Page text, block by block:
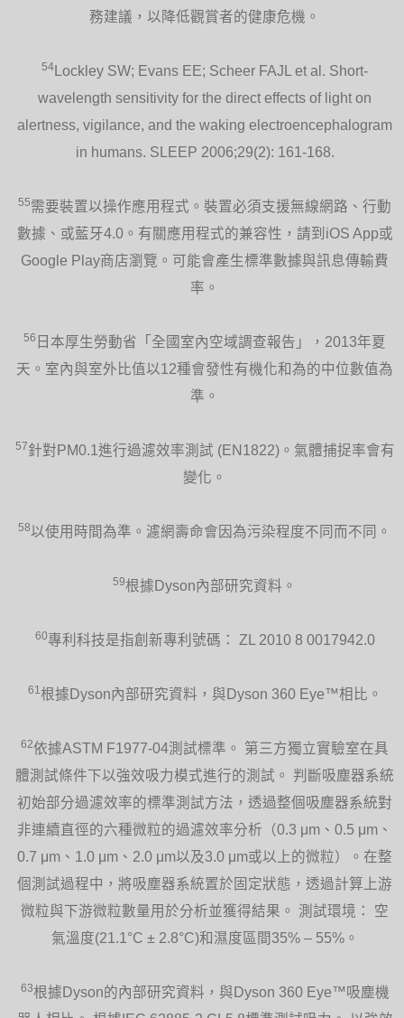
務建議，以降低觀賞者的健康危機。
54
Lockley SW; Evans EE; Scheer FAJL et al. Short-
wavelength sensitivity for the direct effects of light on
alertness, vigilance, and the waking electroencephalogram
in humans. SLEEP 2006;29(2): 161-168.
55需要裝置以操作應用程式。裝置必須支援無線網路、行動
數據、或藍牙4.0。有關應用程式的兼容性，請到iOS App或
Google Play商店瀏覽。可能會產生標準數據與訊息傳輸費
率。
56 日本厚生勞動省「全國室內空域調查報告」，2013年夏
天。室內與室外比值以12種會發性有機化和為的中位數值為
準。
57針對PM0.1進行過濾效率測試 (EN1822)。氣體捕捉率會有
變化。
58以使用時間為準。濾網壽命會因為污染程度不同而不同。
59根據Dyson內部研究資料。
60專利科技是指創新專利號碼： ZL 2010 8 0017942.0
61 根據Dyson內部研究資料，與Dyson 360 Eye™相比。
62依據ASTM F1977-04測試標準。 第三方獨立實驗室在具
體測試條件下以強效吸力模式進行的測試。 判斷吸塵器系統
初始部分過濾效率的標準測試方法，透過整個吸塵器系統對
非連續直徑的六種微粒的過濾效率分析（0.3 μm、0.5 μm、
0.7 μm、1.0 μm、2.0 μm以及3.0 μm或以上的微粒）。在整
個測試過程中，將吸塵器系統置於固定狀態，透過計算上游
微粒與下游微粒數量用於分析並獲得結果。 測試環境： 空
氣溫度(21.1°C ± 2.8°C)和濕度區間35% – 55%。
63根據Dyson的內部研究資料，與Dyson 360 Eye™吸塵機